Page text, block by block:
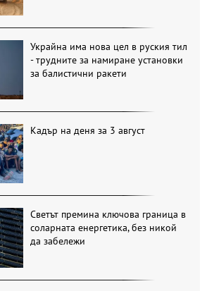
Украйна има нова цел в руския тил
- трудните за намиране установки
за балистични ракети
Кадър на деня за 3 август
Светът премина ключова граница в
соларната енергетика, без никой
да забележи